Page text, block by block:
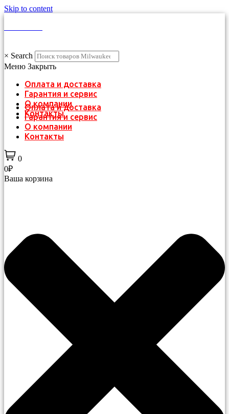
Skip to content
× Search
Меню Закрыть
Оплата и доставка
Гарантия и сервис
О компании
Контакты
Оплата и доставка
Гарантия и сервис
О компании
Контакты
0
0₽
Ваша корзина